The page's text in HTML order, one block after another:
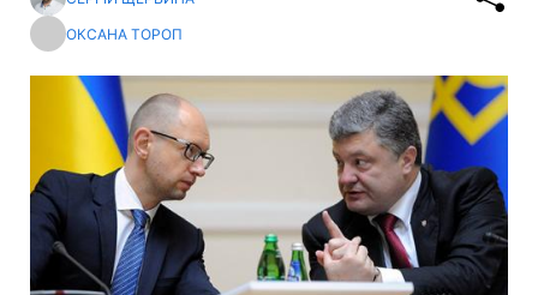
ОКСАНА ТОРОП